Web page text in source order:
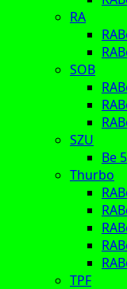
RA
SOB
SZU
Be
Thurbo
TPF